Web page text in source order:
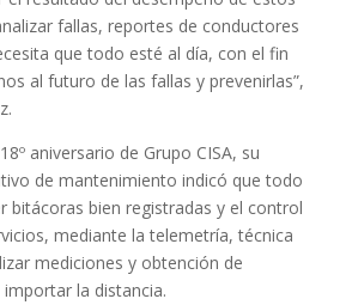
fallas, reportes de conductores
que todo esté al día, con el fin
al futuro de las fallas y prevenirlas”,
aniversario de Grupo CISA, su
de mantenimiento indicó que todo
bitácoras bien registradas y el control
mediante la telemetría, técnica
mediciones y obtención de
la distancia.